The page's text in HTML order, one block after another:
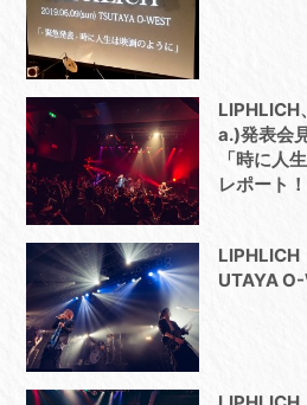
LIPHLICH
a.)発表会
「時に人
レポート！
LIPHLICH
UTAYA